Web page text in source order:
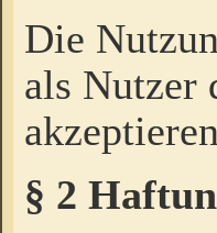
Die
als Nutzer
§ 2